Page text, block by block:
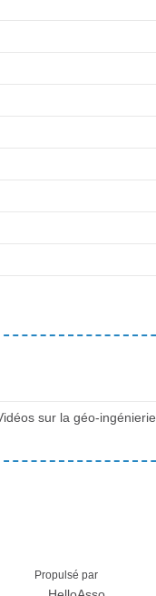
sur la géo-ingénierie
Propulsé par